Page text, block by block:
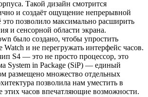
Такой дизайн смотрится
и создаёт ощущение непрерывной
позволило максимально расширить
и сенсорной области экрана.
было создано, чтобы упростить
и не перегружать интерфейс часов.
S4 — это не просто процессор, это
System in Package (SiP) — единый
размещено множество отдельных
позволила нам уместить в
этих часов впечатляющие возможности.